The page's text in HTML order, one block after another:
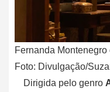
Fernanda
Foto: Divulgação/
Dirigida pelo genro